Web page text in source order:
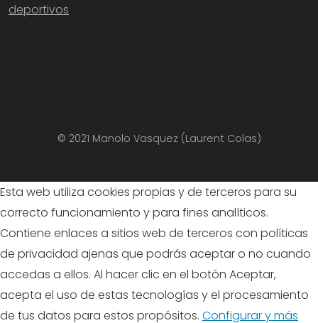
deportivos
© 2021 Manolo Vasquez (Laurent Colas)
Esta web utiliza cookies propias y de terceros para su
correcto funcionamiento y para fines analíticos.
Contiene enlaces a sitios web de terceros con políticas
de privacidad ajenas que podrás aceptar o no cuando
accedas a ellos. Al hacer clic en el botón Aceptar,
acepta el uso de estas tecnologías y el procesamiento
de tus datos para estos propósitos. Configurar y más